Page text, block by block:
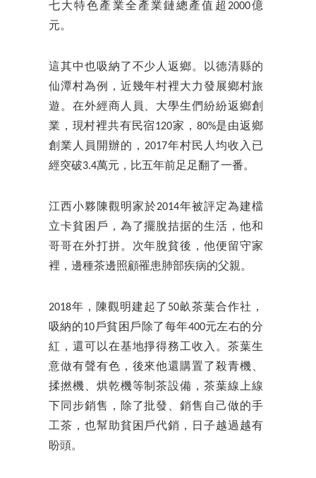
七大特色產業全產業鏈總產值超2000億
元。
這其中也吸納了不少人返鄉。以德清縣的
仙潭村為例，近幾年村裡大力發展鄉村旅
遊。在外經商人員、大學生們紛紛返鄉創
業，現村裡共有民宿120家，80%是由返鄉
創業人員開辦的，2017年村民人均收入已
經突破3.4萬元，比五年前足足翻了一番。
江西小夥陳觀明家於2014年被評定為建檔
立卡貧困戶，為了擺脫拮据的生活，他和
哥哥在外打拼。次年脫貧後，他便留守家
裡，邊種茶邊照顧罹患肺部疾病的父親。
2018年，陳觀明建起了50畝茶葉合作社，
吸納的10戶貧困戶除了每年400元左右的分
紅，還可以在基地掙得務工收入。茶葉生
意做有聲有色，後來他還購置了殺青機、
揉撚機、烘乾機等制茶設備，茶葉線上線
下同步銷售，除了批發、銷售自己做的手
工茶，也幫助貧困戶代銷，日子越過越有
盼頭。